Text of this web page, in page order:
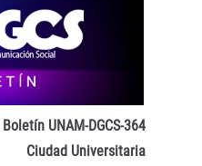
Boletín UNAM-DGCS-364
Ciudad Universitaria